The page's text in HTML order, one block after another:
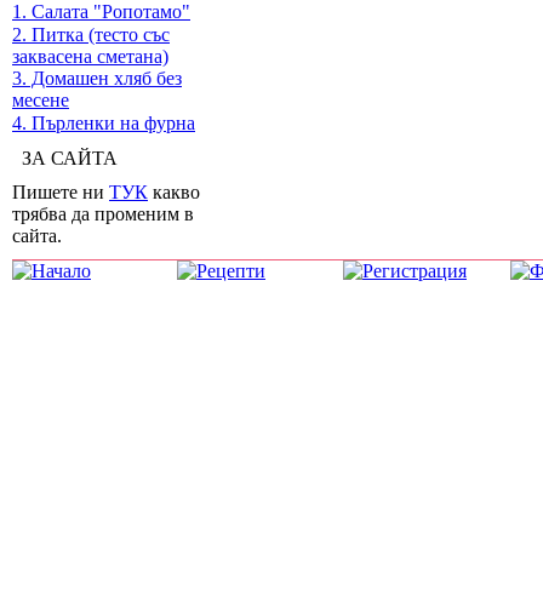
1. Салата "Ропотамо"
2. Питка (тесто със
заквасена сметана)
3. Домашен хляб без
месене
4. Пърленки на фурна
ЗА САЙТА
Пишете ни ТУК какво
трябва да променим в
сайта.